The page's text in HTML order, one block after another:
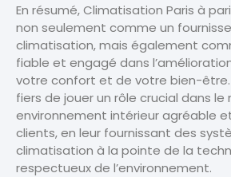
En résumé, Climatisation Paris à
non seulement comme un
climatisation, mais également
fiable et engagé dans
votre confort et de votre bien-être.
fiers de jouer un rôle crucial dans le
environnement intérieur agréable
clients, en leur fournissant des
climatisation à la pointe de la
respectueux de l’environnement.